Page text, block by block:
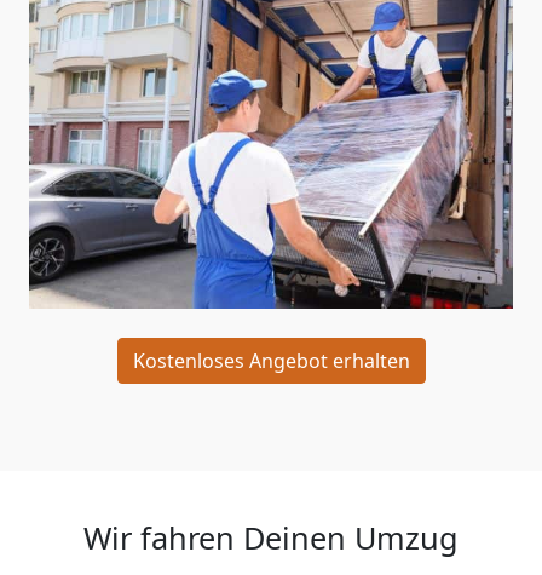
Kostenloses Angebot erhalten
Wir fahren Deinen Umzug